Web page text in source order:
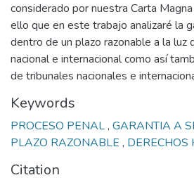
considerado por nuestra Carta
ello que en este trabajo analizaré la
dentro de un plazo razonable a la luz
nacional e internacional como así
de tribunales nacionales e
Keywords
PROCESO PENAL, GARANTIA A
PLAZO RAZONABLE ,
Citation